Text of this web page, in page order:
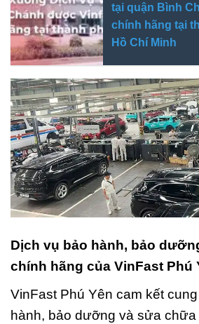
tại quận Bình
chính hãng tại
Hồ Chí Minh
Dịch vụ bảo hành, bảo
chính hãng của VinFast Phú
VinFast Phú Yên cam kết
hành, bảo dưỡng và sửa chữa